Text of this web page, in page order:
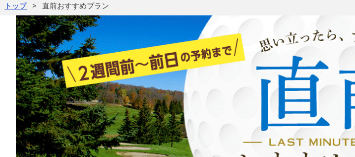
トップ 直前おすすめプラン